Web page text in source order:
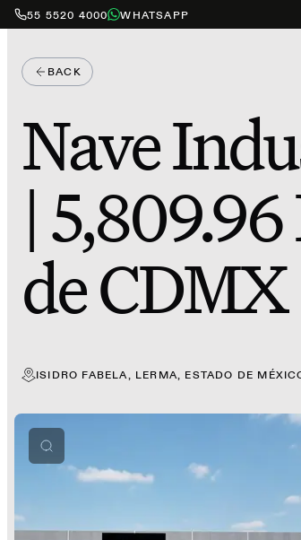
55 5520 4000 WHATSAPP
BACK
Nave
|
de CDMX
ISIDRO FABELA, LERMA, ESTADO DE